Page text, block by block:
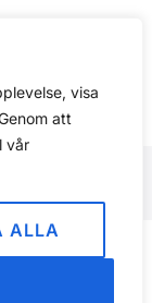
visa
att
vår
ALLA